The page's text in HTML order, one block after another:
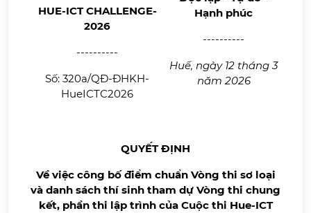
HUE-ICT CHALLENGE-
2026
----------
Số: 320a/QĐ-ĐHKH-
HueICTC2026
Hạnh phúc
----------
Huế, ngày 12 tháng 3
năm 2026
QUYẾT ĐỊNH
Về việc công bố điểm chuẩn Vòng thi sơ loại
và danh sách thí sinh tham dự Vòng thi chung
kết, phần thi lập trình của Cuộc thi Hue-ICT